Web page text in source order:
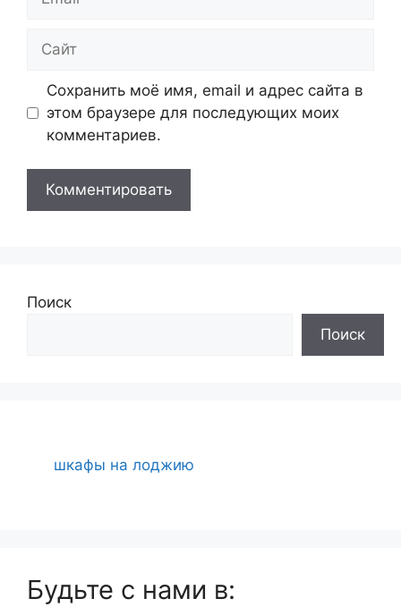
Сохранить моё имя, email и адрес сайта в
этом браузере для последующих моих
комментариев.
Поиск
Поиск
шкафы на лоджию
Будьте с нами в: